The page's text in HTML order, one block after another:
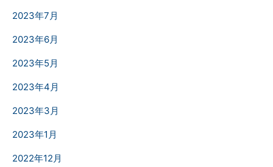
2023年7月
2023年6月
2023年5月
2023年4月
2023年3月
2023年1月
2022年12月